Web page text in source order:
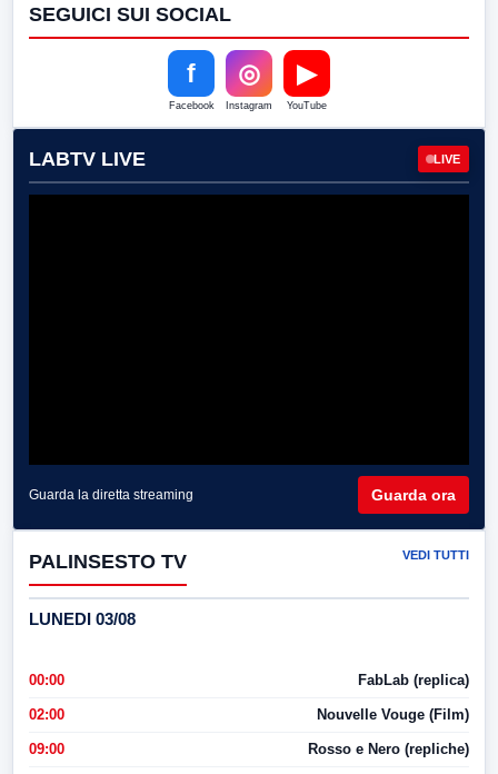
SEGUICI SUI SOCIAL
f
Facebook
◎
Instagram
▶
YouTube
LABTV LIVE LIVE
Guarda la diretta streaming Guarda ora
PALINSESTO TV VEDI TUTTI
LUNEDI 03/08
00:00 FabLab (replica)
02:00 Nouvelle Vouge (Film)
09:00 Rosso e Nero (repliche)